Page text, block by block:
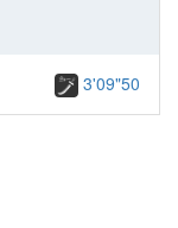
3'09"50